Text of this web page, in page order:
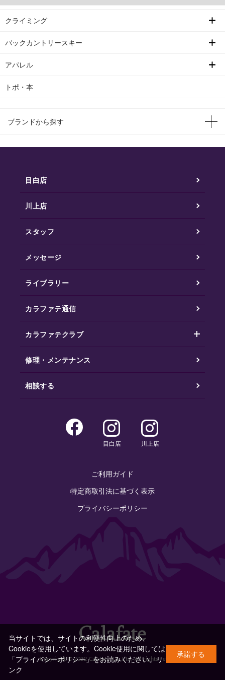
クライミング
バックカントリースキー
アパレル
トポ・本
ブランドから探す
目白店
川上店
スタッフ
メッセージ
ライブラリー
カラファテ通信
カラファテクラブ
修理・メンテナンス
相談する
目白店 川上店
ご利用ガイド
特定商取引法に基づく表示
プライバシーポリシー
Copyright © 2022 Calafate Co.,Ltd. All rights reserved.
当サイトでは、サイトの利便性向上のため、
Cookieを使用しています。Cookie使用に関しては
「プライバシーポリシー」をお読みください。リ
ンク
承諾する